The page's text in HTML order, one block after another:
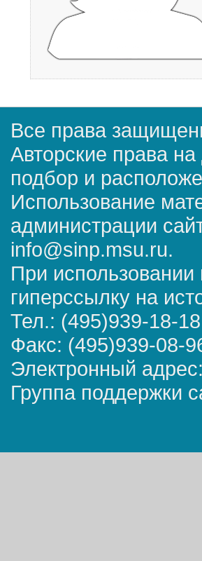
Все права
Авторские права
подбор и
Использование
администрации
info@sinp.msu.ru.
При
гиперссылку на
Тел.: (495)939-18-18
Факс: (495)939-08-
Электронный
Группа поддержки